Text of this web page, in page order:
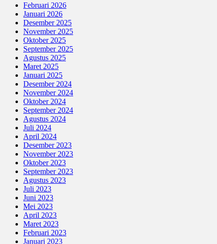
Februari 2026
Januari 2026
Desember 2025
November 2025
Oktober 2025
September 2025
Agustus 2025
Maret 2025
Januari 2025
Desember 2024
November 2024
Oktober 2024
September 2024
Agustus 2024
Juli 2024
April 2024
Desember 2023
November 2023
Oktober 2023
September 2023
Agustus 2023
Juli 2023
Juni 2023
Mei 2023
April 2023
Maret 2023
Februari 2023
Januari 2023